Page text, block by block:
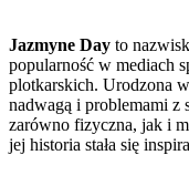
Jazmyne Day to
popularność w mediach
plotkarskich. Urodzona
nadwagą i problemami z
zarówno fizyczna, jak i
jej historia stała się